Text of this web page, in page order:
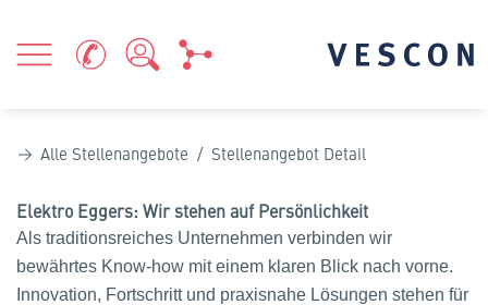
Alle Stellenangebote / Stellenangebot Detail
Elektro Eggers: Wir stehen auf Persönlichkeit
Als traditionsreiches Unternehmen verbinden wir
bewährtes Know-how mit einem klaren Blick nach vorne.
Innovation, Fortschritt und praxisnahe Lösungen stehen für